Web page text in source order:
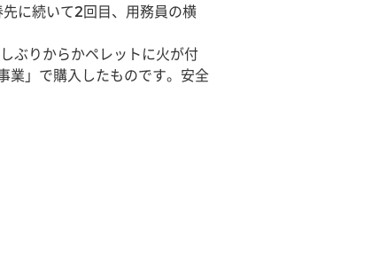
に続いて2回目、用務員の横
ぶりからかペレットに火が付
業」で購入したものです。安全